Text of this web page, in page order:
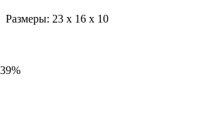
Размеры: 23 x 16 x 10